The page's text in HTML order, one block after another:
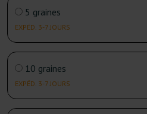
5 graines
EXPÉD. 3-7 JOURS
10 graines
EXPÉD. 3-7 JOURS